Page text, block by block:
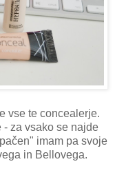
vse te concealerje.
- za vsako se najde
imam pa svoje
in Bellovega.